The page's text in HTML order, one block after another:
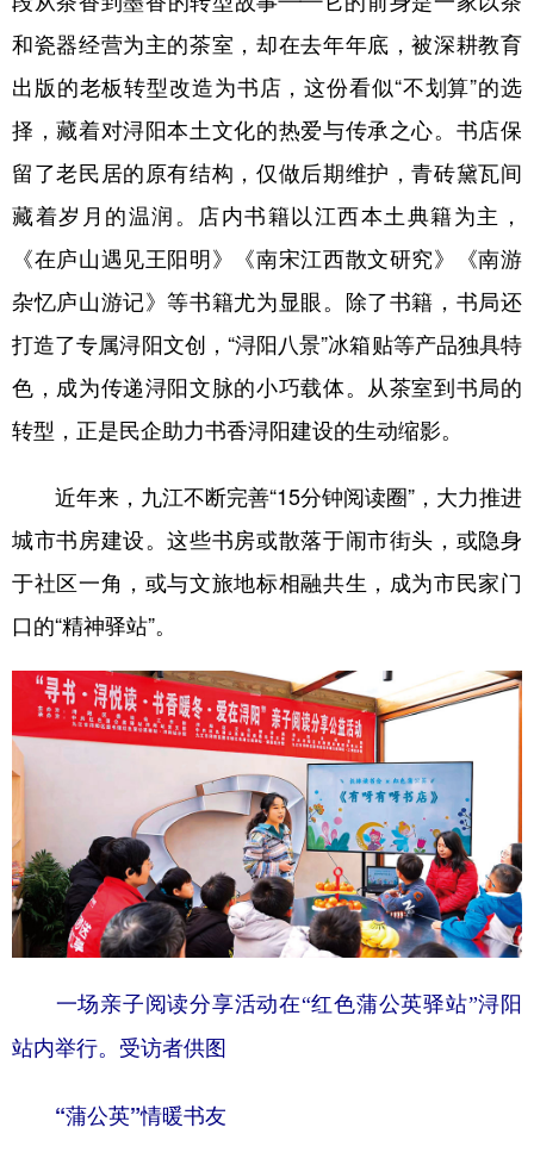
和瓷器经营为主的茶室，却在去年年底，被深耕教育
出版的老板转型改造为书店，这份看似“不划算”的选
择，藏着对浔阳本土文化的热爱与传承之心。书店保
留了老民居的原有结构，仅做后期维护，青砖黛瓦间
藏着岁月的温润。店内书籍以江西本土典籍为主，
《在庐山遇见王阳明》《南宋江西散文研究》《南游
杂忆庐山游记》等书籍尤为显眼。除了书籍，书局还
打造了专属浔阳文创，“浔阳八景”冰箱贴等产品独具特
色，成为传递浔阳文脉的小巧载体。从茶室到书局的
转型，正是民企助力书香浔阳建设的生动缩影。
近年来，九江不断完善“15分钟阅读圈”，大力推进
城市书房建设。这些书房或散落于闹市街头，或隐身
于社区一角，或与文旅地标相融共生，成为市民家门
口的“精神驿站”。
一场亲子阅读分享活动在“红色蒲公英驿站”浔阳
站内举行。受访者供图
“蒲公英”情暖书友